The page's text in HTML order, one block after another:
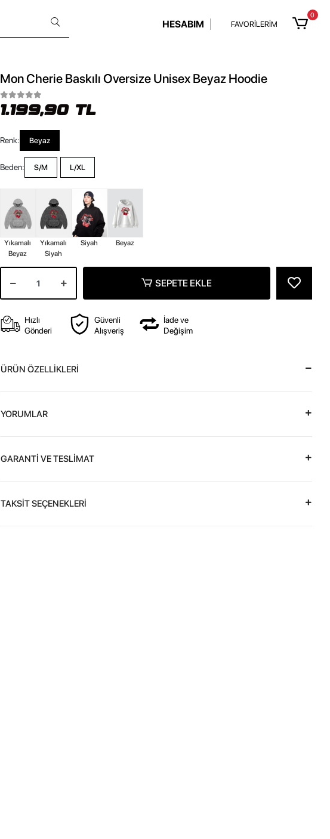
HESABIM FAVORİLERİM
0
Mon Cherie Baskılı Oversize Unisex Beyaz Hoodie
1.199,90 TL
Renk: Beyaz
Beden: S/M L/XL
Yıkamalı
Beyaz
Yıkamalı
Siyah
Siyah Beyaz
SEPETE EKLE
Hızlı
Gönderi
Güvenli
Alışveriş
İade ve
Değişim
ÜRÜN ÖZELLİKLERİ
YORUMLAR
GARANTİ VE TESLİMAT
TAKSİT SEÇENEKLERİ